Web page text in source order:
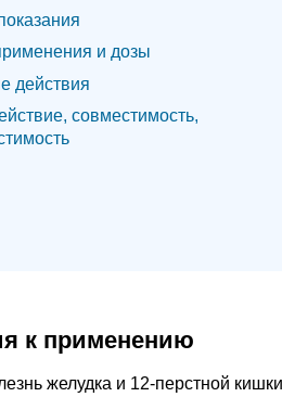
и дозы
действия
совместимость,
к применению
желудка и 12-перстной